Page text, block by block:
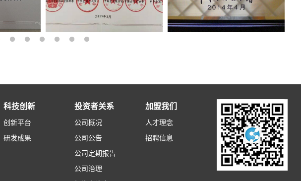
科技创新
创新平台
研发成果
投资者关系
公司概况
公司公告
公司定期报告
公司治理
加盟我们
人才理念
招聘信息